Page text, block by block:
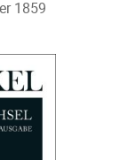
1859